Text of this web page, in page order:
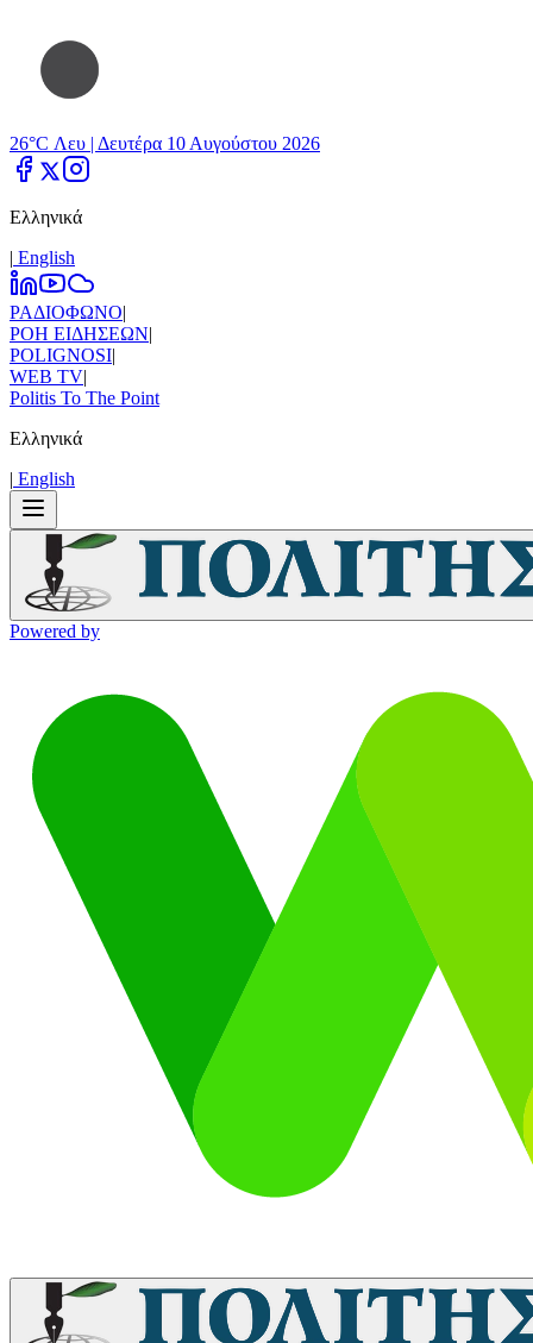
26°C Λευ | Δευτέρα 10 Αυγούστου 2026
Ελληνικά
| Εnglish
ΡΑΔΙΟΦΩΝΟ|
ΡΟΗ ΕΙΔΗΣΕΩΝ|
POLIGNOSI|
WEB TV|
Politis To The Point
Ελληνικά
| Εnglish
Powered by